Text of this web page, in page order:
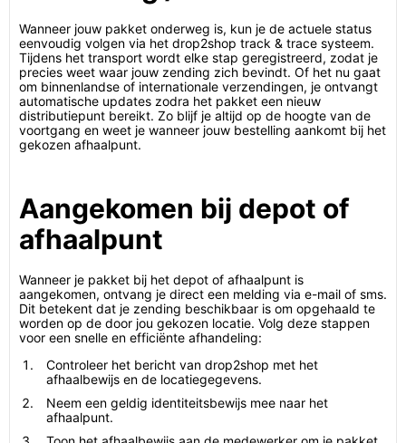
Wanneer jouw pakket onderweg is, kun je de actuele status
eenvoudig volgen via het drop2shop track & trace systeem.
Tijdens het transport wordt elke stap geregistreerd, zodat je
precies weet waar jouw zending zich bevindt. Of het nu gaat
om binnenlandse of internationale verzendingen, je ontvangt
automatische updates zodra het pakket een nieuw
distributiepunt bereikt. Zo blijf je altijd op de hoogte van de
voortgang en weet je wanneer jouw bestelling aankomt bij het
gekozen afhaalpunt.
Aangekomen bij depot of
afhaalpunt
Wanneer je pakket bij het depot of afhaalpunt is
aangekomen, ontvang je direct een melding via e-mail of sms.
Dit betekent dat je zending beschikbaar is om opgehaald te
worden op de door jou gekozen locatie. Volg deze stappen
voor een snelle en efficiënte afhandeling:
Controleer het bericht van drop2shop met het
afhaalbewijs en de locatiegegevens.
Neem een geldig identiteitsbewijs mee naar het
afhaalpunt.